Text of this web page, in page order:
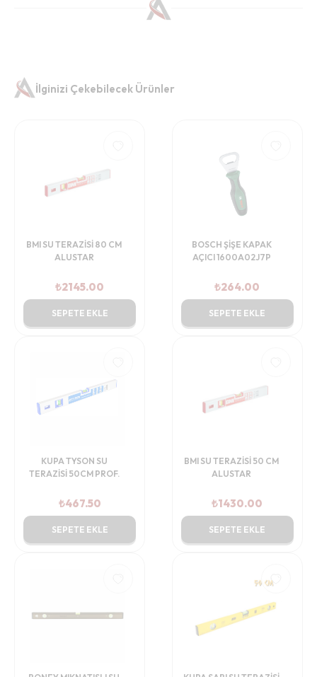
İlginizi Çekebilecek Ürünler
BMI SU TERAZİSİ 80 CM
ALUSTAR
₺2145.00
SEPETE EKLE
BOSCH ŞİŞE KAPAK
AÇICI 1600A02J7P
₺264.00
SEPETE EKLE
KUPA TYSON SU
TERAZİSİ 50CM PROF.
₺467.50
SEPETE EKLE
BMI SU TERAZİSİ 50 CM
ALUSTAR
₺1430.00
SEPETE EKLE